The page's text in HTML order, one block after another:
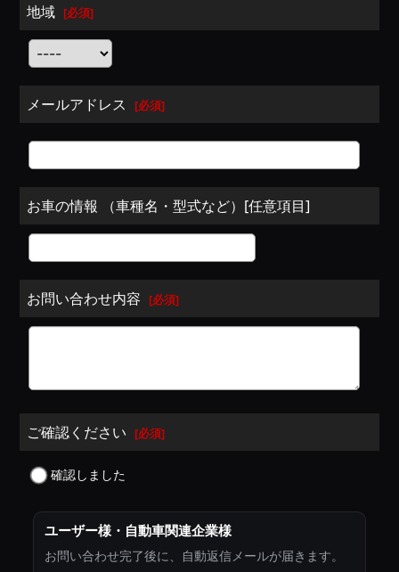
地域 [必須]
メールアドレス [必須]
お車の情報 （車種名・型式など）[任意項目]
お問い合わせ内容 [必須]
ご確認ください [必須]
確認しました
ユーザー様・自動車関連企業様
お問い合わせ完了後に、自動返信メールが届きます。